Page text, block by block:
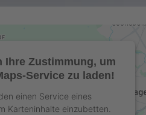
Ihre Zustimmung, um
Service zu laden!
einen Service eines
Karteninhalte einzubetten.